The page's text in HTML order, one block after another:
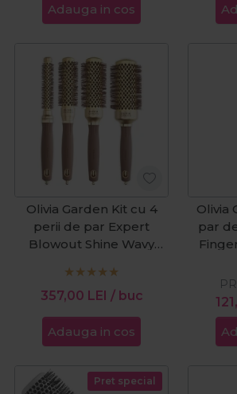
Adauga in cos
Olivia Garden Kit cu 4
perii de par Expert
Blowout Shine Wavy
357,00 LEI / buc
Adauga in cos
Olivia
par
Pret special